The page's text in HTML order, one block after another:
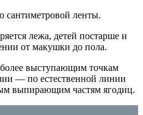
сантиметровой ленты.
лежа, детей постарше и
от макушки до пола.
выступающим точкам
— по естественной линии
выпирающим частям ягодиц.